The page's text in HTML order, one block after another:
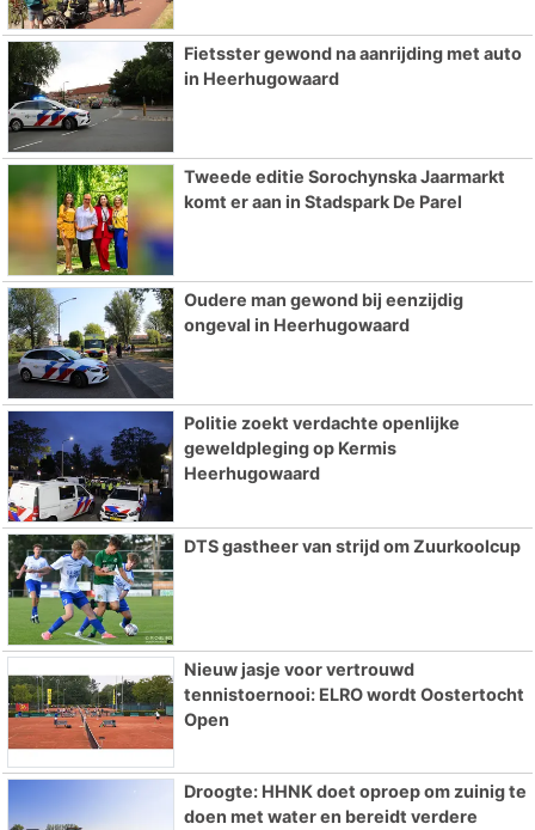
Fietsster gewond na aanrijding met auto
in Heerhugowaard
Tweede editie Sorochynska Jaarmarkt
komt er aan in Stadspark De Parel
Oudere man gewond bij eenzijdig
ongeval in Heerhugowaard
Politie zoekt verdachte openlijke
geweldpleging op Kermis
Heerhugowaard
DTS gastheer van strijd om Zuurkoolcup
Nieuw jasje voor vertrouwd
tennistoernooi: ELRO wordt Oostertocht
Open
Droogte: HHNK doet oproep om zuinig te
doen met water en bereidt verdere